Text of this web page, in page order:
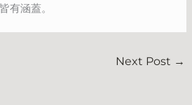
有涵蓋。
Next Post →